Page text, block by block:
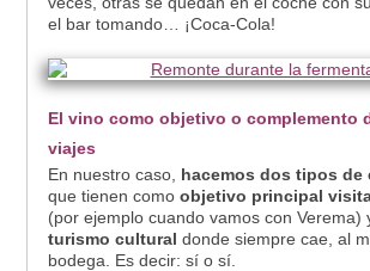
el bar tomando… ¡Coca-Cola!
El vino como objetivo o complemento
viajes
En nuestro caso, hacemos dos tipos de
que tienen como objetivo principal
(por ejemplo cuando vamos con Verema)
turismo cultural donde siempre cae, al
bodega. Es decir: sí o sí.